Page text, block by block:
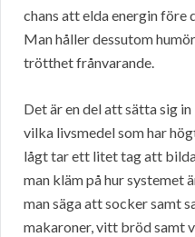
chans att elda energin före
Man håller dessutom
trötthet frånvarande.
Det är en del att sätta sig
vilka livsmedel som har
lågt tar ett litet tag att
man kläm på hur systemet
man säga att socker samt
makaroner, vitt bröd samt